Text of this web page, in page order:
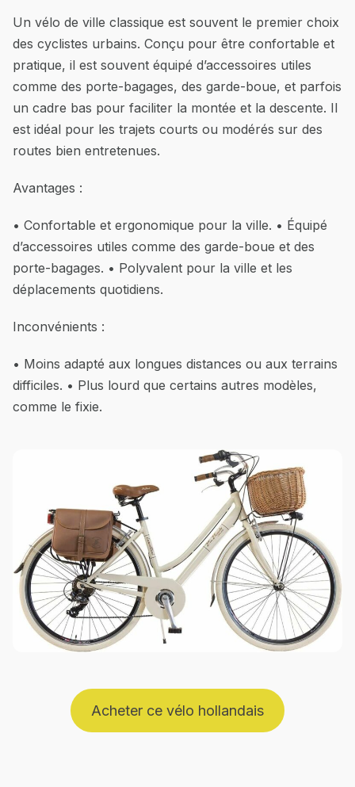
Un vélo de ville classique est souvent le premier choix
des cyclistes urbains. Conçu pour être confortable et
pratique, il est souvent équipé d’accessoires utiles
comme des porte-bagages, des garde-boue, et parfois
un cadre bas pour faciliter la montée et la descente. Il
est idéal pour les trajets courts ou modérés sur des
routes bien entretenues.
Avantages :
• Confortable et ergonomique pour la ville. • Équipé
d’accessoires utiles comme des garde-boue et des
porte-bagages. • Polyvalent pour la ville et les
déplacements quotidiens.
Inconvénients :
• Moins adapté aux longues distances ou aux terrains
difficiles. • Plus lourd que certains autres modèles,
comme le fixie.
Acheter ce vélo hollandais